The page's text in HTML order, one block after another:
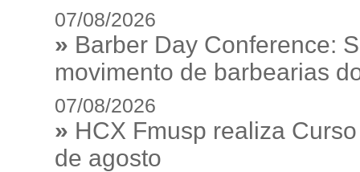
07/08/2026
» Barber Day Conference:
movimento de barbearias
07/08/2026
» HCX Fmusp realiza
de agosto